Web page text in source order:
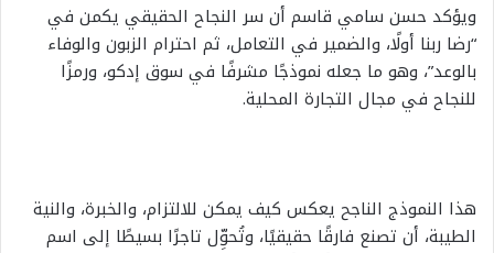
ويؤكد حسن سامي قاسم أن سر النجاح الحقيقي يكمن في
“رضا ربنا أولًا، والضمير في التعامل، ثم احترام الزبون والوفاء
بالوعد”، وهو ما جعله نموذجًا مشرفًا في سوق إدكو، ورمزًا
للنجاح في مجال التجارة المحلية.
هذا النموذج الناجح يعكس كيف يمكن للالتزام، والخبرة، والنية
الطيبة، أن تصنع فارقًا حقيقيًا، وتُحوِّل تاجرًا بسيطًا إلى اسم